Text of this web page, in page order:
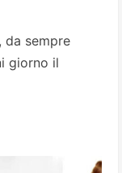
da sempre
giorno il